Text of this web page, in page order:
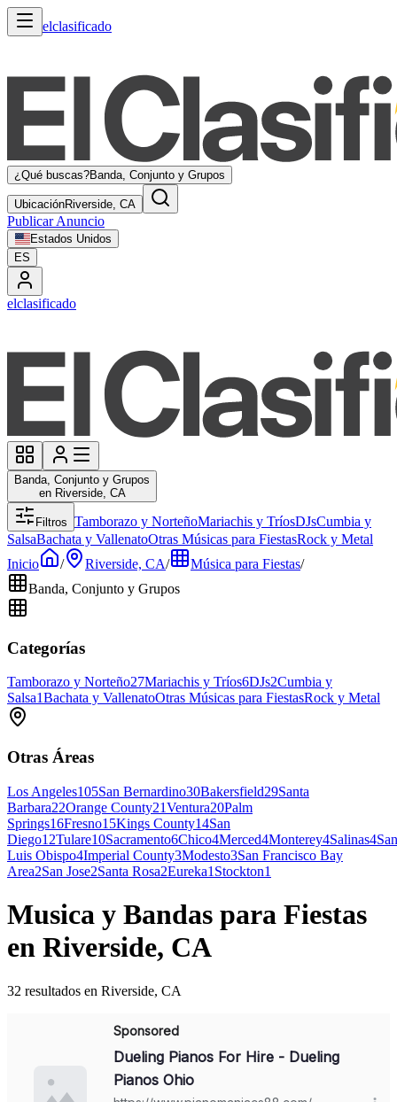
elclasificado
¿Qué buscas?Banda, Conjunto y Grupos
UbicaciónRiverside, CA
Publicar Anuncio
Estados Unidos
ES
elclasificado
Banda, Conjunto y Grupos
en Riverside, CA
Filtros Tamborazo y NorteñoMariachis y TríosDJsCumbia y
SalsaBachata y VallenatoOtras Músicas para FiestasRock y Metal
Inicio
/ Riverside, CA/ Música para Fiestas/
Banda, Conjunto y Grupos
Categorías
Tamborazo y Norteño27Mariachis y Tríos6DJs2Cumbia y
Salsa1Bachata y VallenatoOtras Músicas para FiestasRock y Metal
Otras Áreas
Los Angeles105San Bernardino30Bakersfield29Santa
Barbara22Orange County21Ventura20Palm
Springs16Fresno15Kings County14San
Diego12Tulare10Sacramento6Chico4Merced4Monterey4Salinas4San
Luis Obispo4Imperial County3Modesto3San Francisco Bay
Area2San Jose2Santa Rosa2Eureka1 Stockton1
Musica y Bandas para Fiestas
en Riverside, CA
32 resultados en Riverside, CA